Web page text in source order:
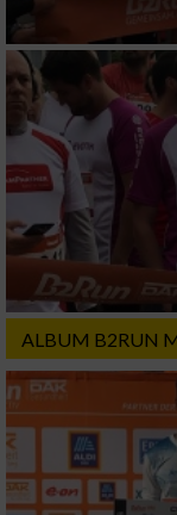
ALBUM B2RUN